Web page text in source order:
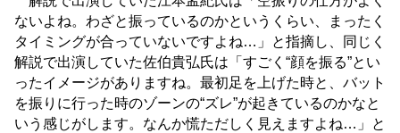
ないよね。わざと振っているのかというくらい、まったく
タイミングが合っていないですよね…」と指摘し、同じく
解説で出演していた佐伯貴弘氏は「すごく“顔を振る”とい
ったイメージがありますね。最初足を上げた時と、バット
を振りに行った時のゾーンの“ズレ”が起きているのかなと
いう感じがします。なんか慌ただしく見えますよね…」と